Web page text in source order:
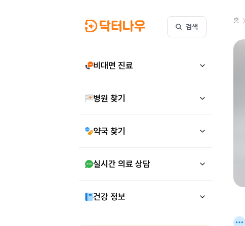
검색
비대면 진료
병원 찾기
약국 찾기
실시간 의료 상담
건강 정보
홈